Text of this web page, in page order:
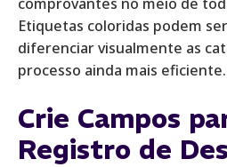
Etiquetas coloridas podem
diferenciar visualmente as
processo ainda mais eficiente.
Crie Campos
Registro de